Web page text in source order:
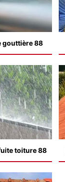
gouttière 88
toiture 88